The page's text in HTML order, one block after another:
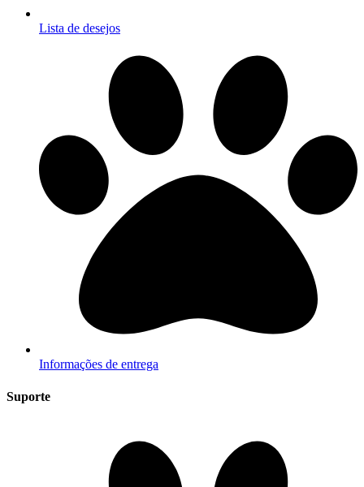
Lista de desejos
Informações de entrega
Suporte